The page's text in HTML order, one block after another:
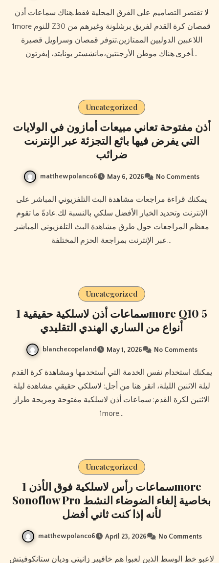
لا تقتصر التصاميم على الفرق المحلية فقط.هناك سماعات أذن
1more للنوم Z30 قمصان كرة القدم لفريق برشلونة وغيرهم من
اللاعبين الدوليين الممتازين.تتوفر قمصان وسراويل قصيرة
أخرى.هناك موطن الأرجنتين،مانشستر يونايتد، إيفرتون…
Uncategorized
أذن مفتوحة تعاني مبيعات أمازون في الولايات
التي يفرض فيها بائع التجزئة عبر الإنترنت
ضرائب
matthewpolanco6 May 6, 2026 No Comments
يمكنك قراءة مراجعات مشاهدة البث التلفزيوني المباشر على
الإنترنت وتحديد الخيار الأفضل سلكي بالنسبة لك.عادةً ما تقوم
معظم المراجعات حول طرق مشاهدة البث التلفزيوني المباشر
عبر الإنترنت بمراجعة الحزم المختلفة…
Uncategorized
سماعات أذن لاسلكية حقيقية 1more Q10 5
أنواع من الساري الهندي التقليدي
blanchecopeland May 1, 2026 No Comments
يمكنك استخدام نفس الخدمة التي أستخدمها ومشاهدة كرة القدم
ليلة الاثنين الليلة، انقر هنا من أجل: لاسلكي حقيقي مشاهدة ليلة
الاثنين لكرة القدم: سماعات أذن لاسلكية مفتوحة ومريحة طراز
1more…
Uncategorized
سماعات رأس لاسلكية فوق الأذن 1more
Sonoflow Pro بخاصية إلغاء الضوضاء النشط
لأنه إذا كنت ثاني أفضل
matthewpolanco6 April 23, 2026 No Comments
لاعبو خط الوسط الذين لعبوا هم خافيير زانيتي وديان ستانكوفيتش